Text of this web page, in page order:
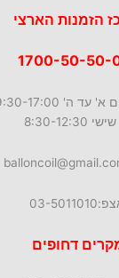
הזמנות הארצי
ה' 9:30-17:00
8:30-12:30
5011010
דחופים